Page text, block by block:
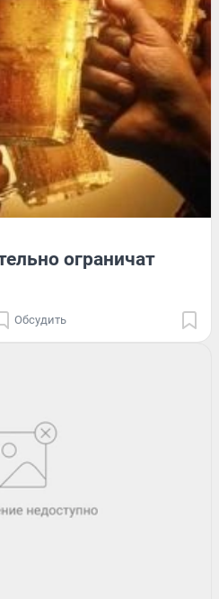
ограничат
Обсудить